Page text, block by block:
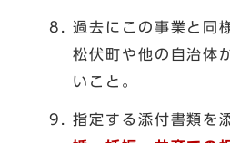
過去にこの事業と同
松伏町や他の自治体
いこと。
指定する添付書類を